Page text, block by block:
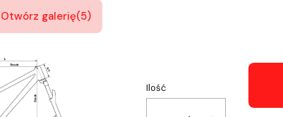
Otwórz galerię(5)
Ilość